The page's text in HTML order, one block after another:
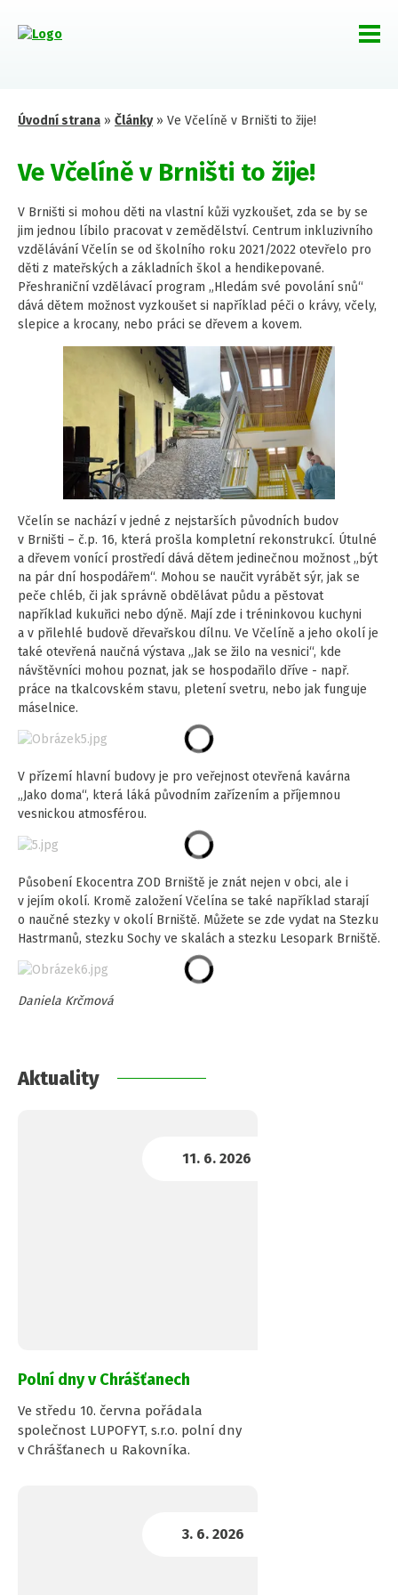
Úvodní strana » Články» Ve Včelíně v Brništi to žije!
Ve Včelíně v Brništi to žije!
V Brništi si mohou děti na vlastní kůži vyzkoušet, zda se by se
jim jednou líbilo pracovat v zemědělství. Centrum inkluzivního
vzdělávání Včelín se od školního roku 2021/2022 otevřelo pro
děti z mateřských a základních škol a hendikepované.
Přeshraniční vzdělávací program „Hledám své povolání snů“
dává dětem možnost vyzkoušet si například péči o krávy, včely,
slepice a krocany, nebo práci se dřevem a kovem.
Včelín se nachází v jedné z nejstarších původních budov
v Brništi – č.p. 16, která prošla kompletní rekonstrukcí. Útulné
a dřevem vonící prostředí dává dětem jedinečnou možnost „být
na pár dní hospodářem“. Mohou se naučit vyrábět sýr, jak se
peče chléb, či jak správně obdělávat půdu a pěstovat
například kukuřici nebo dýně. Mají zde i tréninkovou kuchyni
a v přilehlé budově dřevařskou dílnu. Ve Včelíně a jeho okolí je
také otevřená naučná výstava „Jak se žilo na vesnici“, kde
návštěvníci mohou poznat, jak se hospodařilo dříve - např.
práce na tkalcovském stavu, pletení svetru, nebo jak funguje
máselnice.
V přízemí hlavní budovy je pro veřejnost otevřená kavárna
„Jako doma“, která láká původním zařízením a příjemnou
vesnickou atmosférou.
Působení Ekocentra ZOD Brniště je znát nejen v obci, ale i
v jejím okolí. Kromě založení Včelína se také například starají
o naučné stezky v okolí Brniště. Můžete se zde vydat na Stezku
Hastrmanů, stezku Sochy ve skalách a stezku Lesopark Brniště.
Daniela Krčmová
Aktuality
Polní dny v Chrášťanech
Ve středu 10. června pořádala
společnost LUPOFYT, s.r.o. polní dny
v Chrášťanech u Rakovníka.